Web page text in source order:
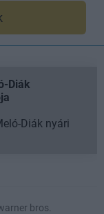
Diák
Diák nyári
bros.